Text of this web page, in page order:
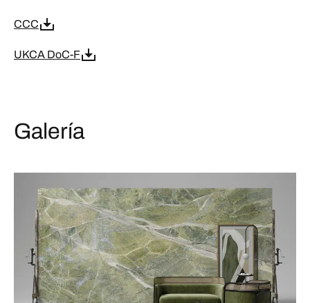
CCC
UKCA DoC-F
Galería